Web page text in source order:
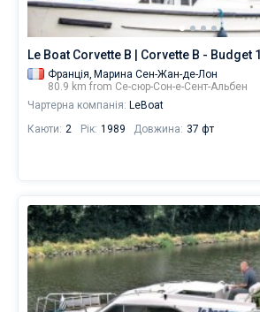
Le Boat Corvette B | Corvette B - Budget 1
Франція, Марина Сен-Жан-де-Лон
80.9 km from Се-сюр-Сон-е-Сент-Альбен
Чартерна компанія: LeBoat
Каюти: 2 Рік: 1989 Довжина: 37 фт